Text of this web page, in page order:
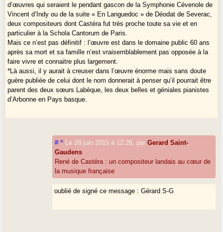
d’œuvres qui seraient le pendant gascon de la Symphonie Cévenole de
Vincent d’Indy ou de la suite « En Languedoc » de Déodat de Severac,
deux compositeurs dont Castéra fut très proche toute sa vie et en
particulier à la Schola Cantorum de Paris.
Mais ce n’est pas définitif : l’œuvre est dans le domaine public 60 ans
après sa mort et sa famille n’est vraisemblablement pas opposée à la
faire vivre et connaitre plus largement.
*Là aussi, il y aurait à creuser dans l’œuvre énorme mais sans doute
guère publiée de celui dont le nom donnerait à penser qu’il pourrait être
parent des deux sœurs Labèque, les deux belles et géniales pianistes
d’Arbonne en Pays basque.
# ^ Le 28 juin 2015 à 12:26 parGerard Saint-
Gaudens
René de Castéra : un compositeur landais au cœur de
la musique française
oublié de signé ce message : Gérard S-G